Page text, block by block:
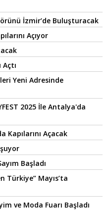
İzmir’de Buluşturacak
Açıyor
Açtı
Yeni Adresinde
2025 İle Antalya'da
Kapılarını Açacak
Başladı
Türkiye” Mayıs’ta
ve Moda Fuarı Başladı